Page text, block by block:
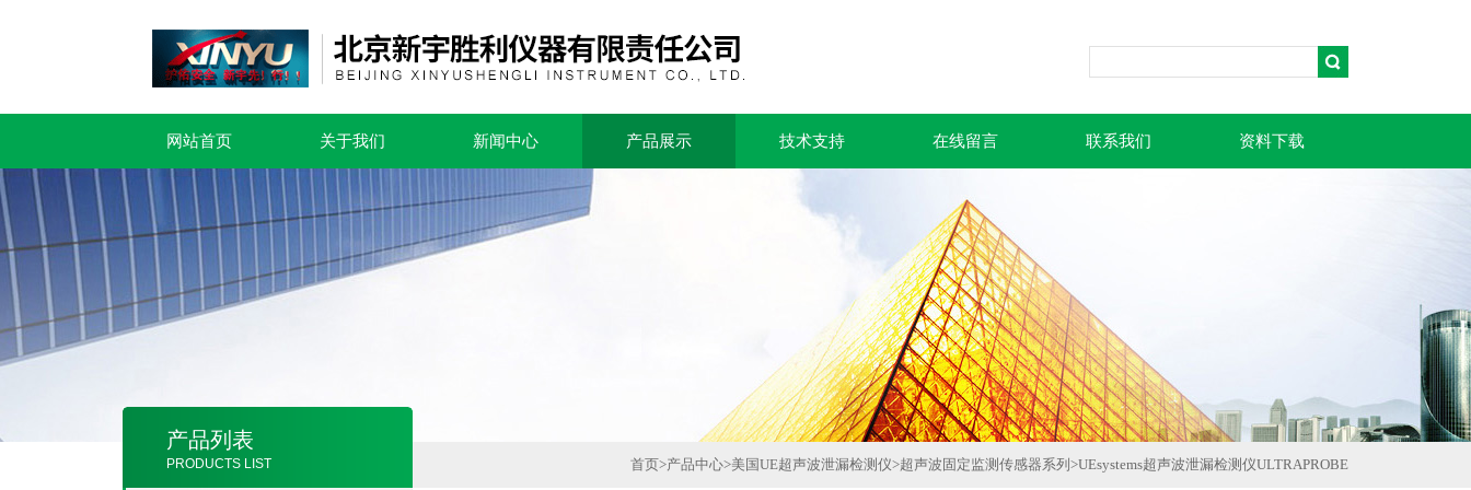
网站首页 关于我们 新闻中心 产品展示 技术支持 在线留言 联系我们 资料下载
产品列表
PRODUCTS LIST 首页>产品中心>美国UE超声波泄漏检测仪>超声波固定监测传感器系列 >UEsystems超声波泄漏检测仪ULTRAPROBE